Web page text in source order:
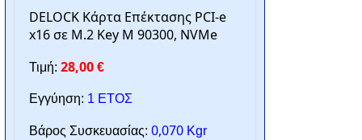
DELOCK Κάρτα Επέκτασης PCI-e
x16 σε M.2 Key M 90300, NVMe
Τιμή: 28,00 €
Εγγύηση: 1 ΕΤΟΣ
Βάρος Συσκευασίας: 0,070 Kgr